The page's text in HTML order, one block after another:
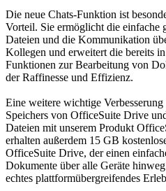
Die neue Chats-Funktion ist
Vorteil. Sie ermöglicht die einfache
Dateien und die Kommunikation
Kollegen und erweitert die bereits
Funktionen zur Bearbeitung von
der Raffinesse und Effizienz.
Eine weitere wichtige
Speichers von OfficeSuite Drive
Dateien mit unserem Produkt
erhalten außerdem 15 GB
OfficeSuite Drive, der einen
Dokumente über alle Geräte
echtes plattformübergreifendes